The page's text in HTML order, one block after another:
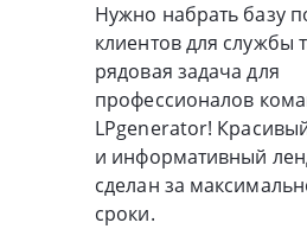
Нужно набрать базу
клиентов для службы
рядовая задача для
профессионалов
LPgenerator!
и информативный
сделан за
сроки.